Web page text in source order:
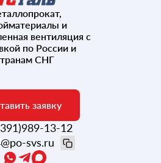
и
вентиляция с
по России и
СНГ
заявку
13-12
svs.ru